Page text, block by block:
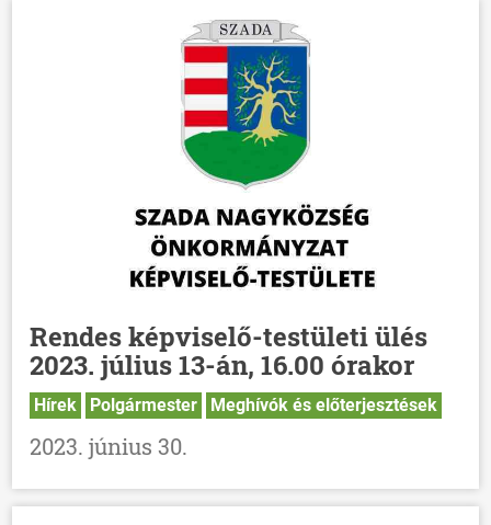
Rendes képviselő-testületi ülés
2023. július 13-án, 16.00 órakor
Hírek Polgármester Meghívók és előterjesztések
2023. június 30.